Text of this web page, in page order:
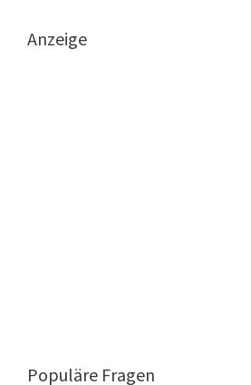
Anzeige
Populäre Fragen